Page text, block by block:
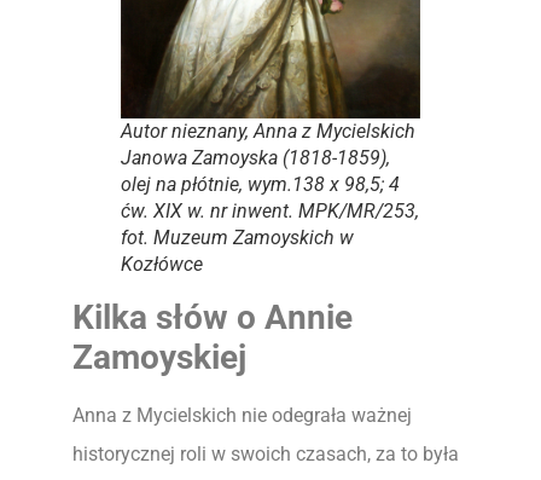
Autor nieznany,Anna z Mycielskich
Janowa Zamoyska (1818-1859),
olej na płótnie, wym.138 x 98,5; 4
ćw. XIX w. nr inwent. MPK/MR/253,
fot. Muzeum Zamoyskich w
Kozłówce
Kilka słów o Annie
Zamoyskiej
Anna z Mycielskich nie odegrała ważnej
historycznej roli w swoich czasach, za to była